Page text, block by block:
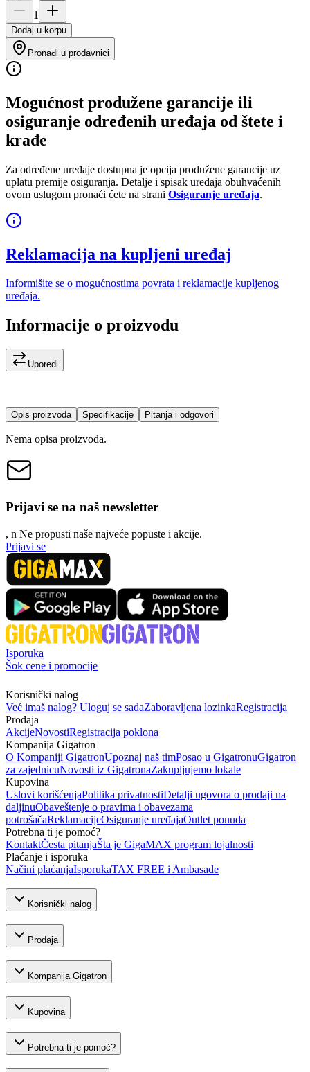
1
Dodaj u korpu
Pronađi u prodavnici
Mogućnost produžene garancije ili
osiguranje određenih uređaja od štete i
krađe
Za određene uređaje dostupna je opcija produžene garancije uz
uplatu premije osiguranja. Detalje i spisak uređaja obuhvaćenih
ovom uslugom pronaći ćete na strani Osiguranje uređaja.
Reklamacija na kupljeni uređaj
Informišite se o mogućnostima povrata i reklamacije kupljenog
uređaja.
Informacije o proizvodu
Uporedi
Opis proizvoda Specifikacije Pitanja i odgovori
Nema opisa proizvoda.
Prijavi se na naš newsletter
, n Ne propusti naše najveće popuste i akcije.
Prijavi se
Isporuka
Šok cene i promocije
Korisnički nalog
Već imaš nalog? Uloguj se sadaZaboravljena lozinkaRegistracija
Prodaja
AkcijeNovostiRegistracija poklona
Kompanija Gigatron
O Kompaniji GigatronUpoznaj naš timPosao u GigatronuGigatron
za zajednicuNovosti iz GigatronaZakupljujemo lokale
Kupovina
Uslovi korišćenjaPolitika privatnostiDetalji ugovora o prodaji na
daljinuObaveštenje o pravima i obavezama
potrošačaReklamacijeOsiguranje uređajaOutlet ponuda
Potrebna ti je pomoć?
KontaktČesta pitanjaŠta je GigaMAX program lojalnosti
Plaćanje i isporuka
Načini plaćanjaIsporukaTAX FREE i Ambasade
Korisnički nalog
Prodaja
Kompanija Gigatron
Kupovina
Potrebna ti je pomoć?